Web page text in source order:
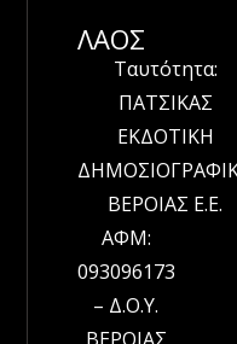
ΛΑΟΣ
Ταυτότητα:
ΠΑΤΣΙΚΑΣ
ΕΚΔΟΤΙΚΗ
ΒΕΡΟΙΑΣ Ε.Ε.
ΑΦΜ:
093096173
– Δ.Ο.Υ.